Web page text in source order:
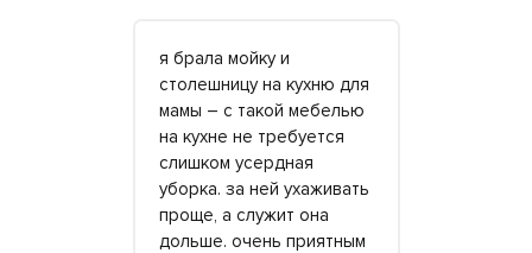
я брала мойку и
столешницу на кухню для
мамы – с такой мебелью
на кухне не требуется
слишком усердная
уборка. за ней ухаживать
проще, а служит она
дольше. очень приятным